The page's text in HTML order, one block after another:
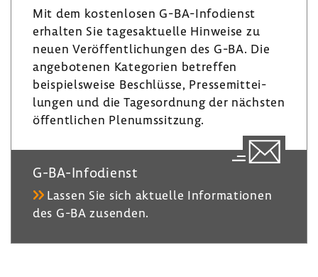
n
r
a
m
Mit dem kosten­losen G-​BA-Infodienst
erhalten Sie tages­ak­tu­elle Hinweise zu
neuen Veröf­fent­li­chungen des G-BA. Die
ange­bo­tenen Kate­go­rien betreffen
beispiels­weise Beschlüsse, Pres­se­mit­tei­
lungen und die Tages­ord­nung der nächsten
öffent­li­chen Plenumssit­zung.
G-​BA-Infodienst
Lassen Sie sich aktu­elle Infor­ma­tionen
des G-BA zusenden.